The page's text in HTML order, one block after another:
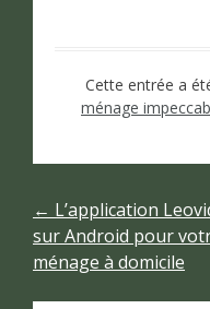
Cette entrée a
ménage
Navigation
de
← L’application
sur Android pour
ménage à domicile